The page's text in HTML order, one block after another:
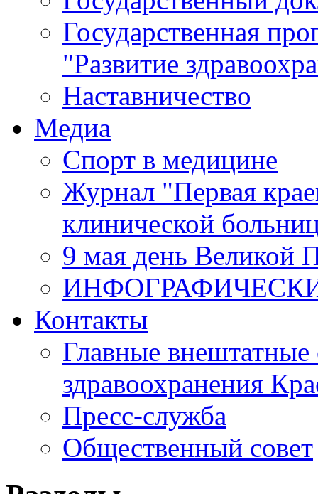
Государственная
"Развитие
Наставничество
Медиа
Спорт в медицине
Журнал "Первая
клинической
9 мая день Великой
Контакты
Главные внештатные
здравоохранения
Пресс-служба
Общественный совет